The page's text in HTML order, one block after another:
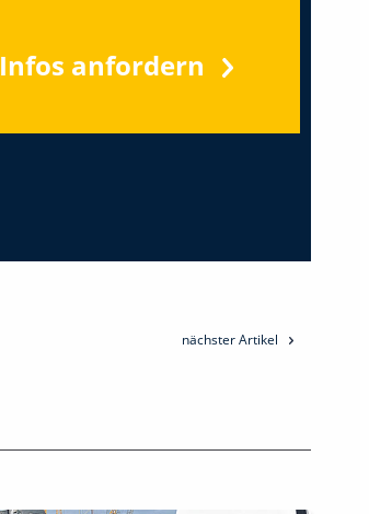
Infos anfordern
nächster Artikel